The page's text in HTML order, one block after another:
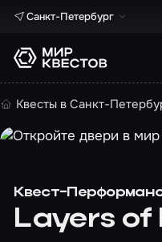
Санкт-Петербург
Квесты в Санкт-
Квест-
Layers of